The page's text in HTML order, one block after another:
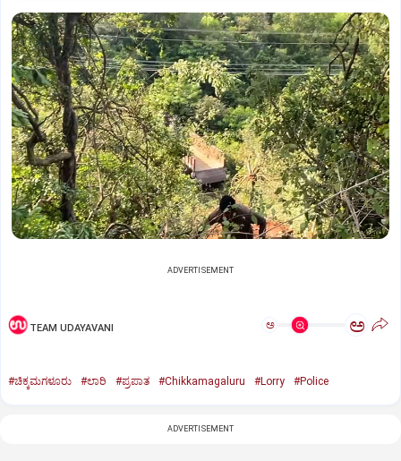
ADVERTISEMENT
TEAM UDAYAVANI ಅ ಅ
#ಚಿಕ್ಕಮಗಳೂರು #ಲಾರಿ #ಪ್ರಪಾತ #Chikkamagaluru #Lorry #Police
ADVERTISEMENT